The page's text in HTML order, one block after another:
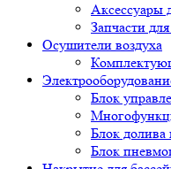
Аксессуары
Запчасти
Осушители воздуха
Блок
Блок долива
Блок